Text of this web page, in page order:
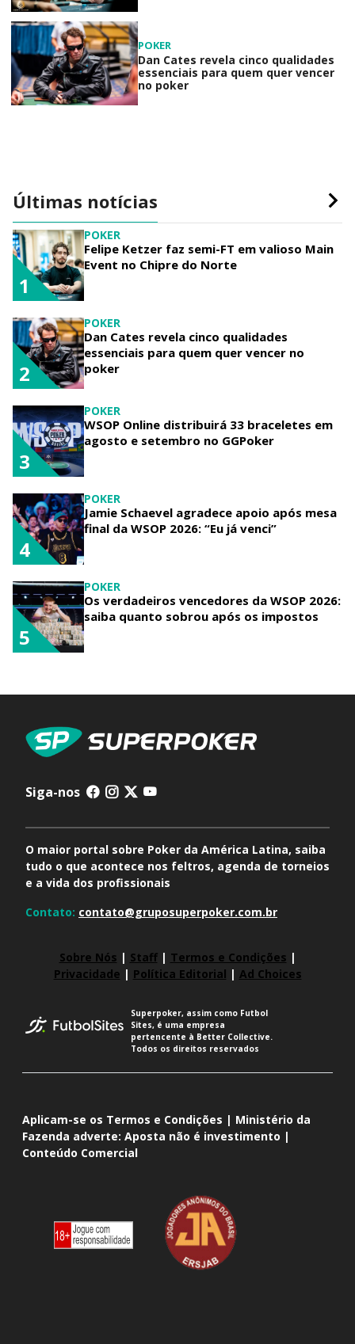
POKER
Dan Cates revela cinco qualidades
essenciais para quem quer vencer
no poker
Últimas notícias
POKER
Felipe Ketzer faz semi-FT em valioso Main
Event no Chipre do Norte
1
POKER
Dan Cates revela cinco qualidades
essenciais para quem quer vencer no
poker
2
POKER
WSOP Online distribuirá 33 braceletes em
agosto e setembro no GGPoker
3
POKER
Jamie Schaevel agradece apoio após mesa
final da WSOP 2026: “Eu já venci”
4
POKER
Os verdadeiros vencedores da WSOP 2026:
saiba quanto sobrou após os impostos
5
Siga-nos
O maior portal sobre Poker da América Latina, saiba
tudo o que acontece nos feltros, agenda de torneios
e a vida dos profissionais
Contato: contato@gruposuperpoker.com.br
Sobre Nós | Staff| Termos e Condições |
Privacidade | Política Editorial | Ad Choices
Superpoker, assim como Futbol
Sites, é uma empresa
pertencente à Better Collective.
Todos os direitos reservados
Aplicam-se os Termos e Condições | Ministério da
Fazenda adverte: Aposta não é investimento |
Conteúdo Comercial